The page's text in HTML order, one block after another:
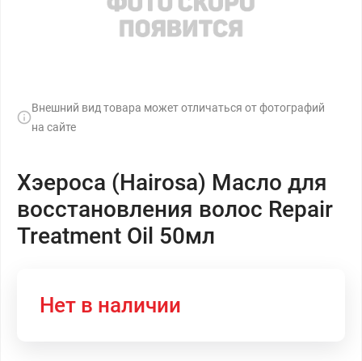
Внешний вид товара может отличаться от фотографий
на сайте
Хэероса (Hairosa) Масло для
восстановления волос Repair
Treatment Oil 50мл
Нет в наличии